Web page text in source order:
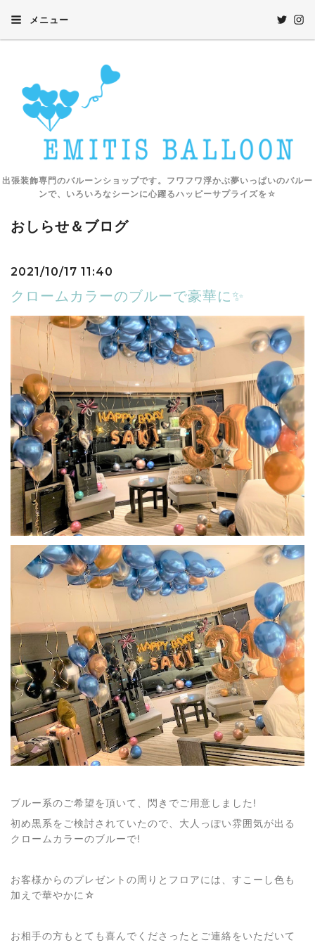
メニュー
出張装飾専門のバルーンショップです。フワフワ浮かぶ夢いっぱいのバルー
ンで、いろいろなシーンに心躍るハッピーサプライズを☆
おしらせ＆ブログ
2021/10/17 11:40
クロームカラーのブルーで豪華に✨
ブルー系のご希望を頂いて、閃きでご用意しました!
初め黒系をご検討されていたので、大人っぽい雰囲気が出る
クロームカラーのブルーで!
お客様からのプレゼントの周りとフロアには、すこーし色も
加えで華やかに☆
お相手の方もとても喜んでくださったとご連絡をいただいて